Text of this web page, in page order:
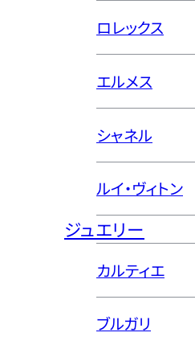
ロレックス
エルメス
シャネル
ルイ・ヴィトン
ジュエリー
カルティエ
ブルガリ